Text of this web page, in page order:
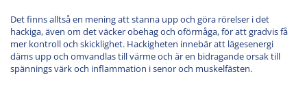
Det finns alltså en mening att stanna upp och göra rörelser i det
hackiga, även om det väcker obehag och oförmåga, för att gradvis få
mer kontroll och skicklighet. Hackigheten innebär att lägesenergi
däms upp och omvandlas till värme och är en bidragande orsak till
spännings värk och inflammation i senor och muskelfästen.